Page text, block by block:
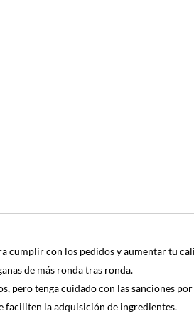
cumplir con los pedidos y aumentar tu
de más ronda tras ronda.
pero tenga cuidado con las sanciones
faciliten la adquisición de ingredientes.